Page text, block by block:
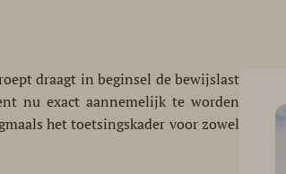
draagt in beginsel de bewijslast
nu exact aannemelijk te worden
het toetsingskader voor zowel